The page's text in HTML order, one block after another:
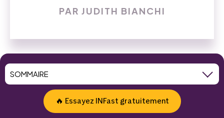
🔥 Essayez INFast gratuitement
PAR JUDITH BIANCHI